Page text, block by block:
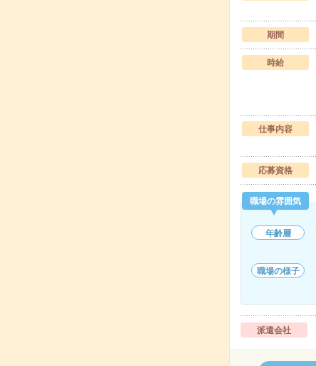
期間
時給
仕事内容
応募資格
職場の雰囲気
年齢層
職場の様子
派遣会社